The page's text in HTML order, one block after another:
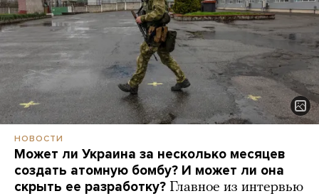
НОВОСТИ
Может ли Украина за несколько месяцев
создать атомную бомбу? И может ли она
скрыть ее разработку? Главное из интервью